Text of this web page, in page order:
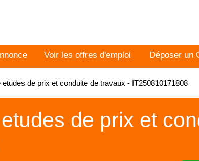
Voir les offres d'emploi Déposer un
de prix et conduite de travaux - IT250810171808
de prix et